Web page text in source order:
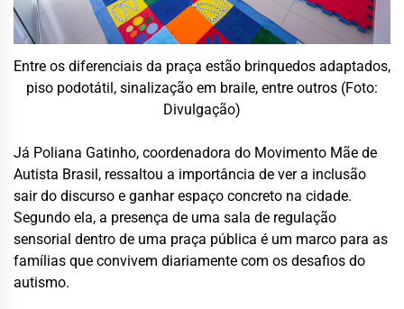
Entre os diferenciais da praça estão brinquedos adaptados,
piso podotátil, sinalização em braile, entre outros (Foto:
Divulgação)
Já Poliana Gatinho, coordenadora do Movimento Mãe de
Autista Brasil, ressaltou a importância de ver a inclusão
sair do discurso e ganhar espaço concreto na cidade.
Segundo ela, a presença de uma sala de regulação
sensorial dentro de uma praça pública é um marco para as
famílias que convivem diariamente com os desafios do
autismo.